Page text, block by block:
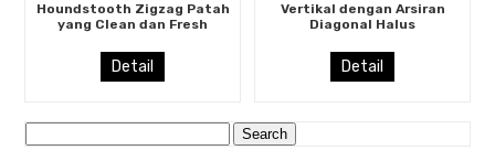
Houndstooth Zigzag Patah
yang Clean dan Fresh
Detail
Vertikal dengan Arsiran
Diagonal Halus
Detail
for: